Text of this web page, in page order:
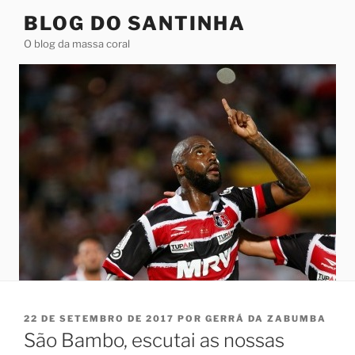
conteúdo
BLOG DO SANTINHA
O blog da massa coral
PUBLICADO
EM
22 DE SETEMBRO DE 2017 POR GERRÁ DA ZABUMBA
São Bambo, escutai as nossas